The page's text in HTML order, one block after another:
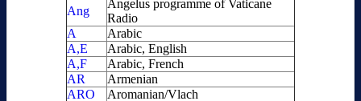
Ang
Angelus programme of Vaticane
Radio
A
Arabic
A,E
Arabic, English
A,F
Arabic, French
AR
Armenian
ARO
Aromanian/Vlach